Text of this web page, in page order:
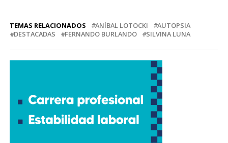
TEMAS RELACIONADOS ANÍBAL LOTOCKI
AUTOPSIA
DESTACADAS
FERNANDO BURLANDO SILVINA LUNA